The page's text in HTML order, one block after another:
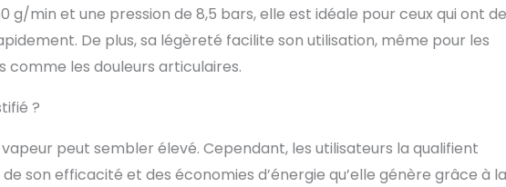
min et une pression de 8,5 bars, elle est idéale pour ceux qui ont de
De plus, sa légèreté facilite son utilisation, même pour les
comme les douleurs articulaires.
?
peut sembler élevé. Cependant, les utilisateurs la qualifient
son efficacité et des économies d’énergie qu’elle génère grâce à la